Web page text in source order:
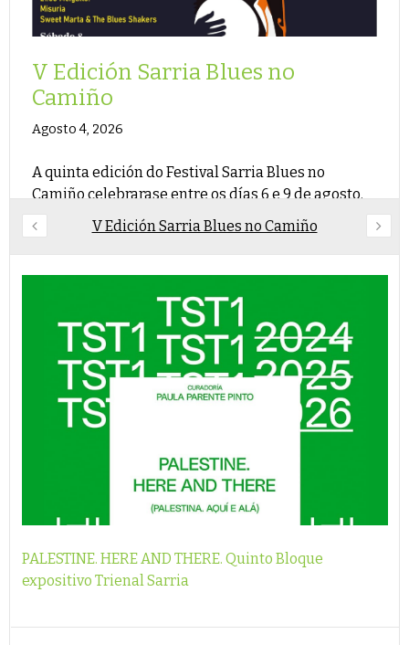
V Edición Sarria Blues no Camiño
V Edición Sarria Blues no
Camiño
Agosto 4, 2026
A quinta edición do Festival Sarria Blues no
Camiño celebrarase entre os días 6 e 9 de agosto.
PALESTINE. HERE AND THERE. Quinto Bloque
expositivo Trienal Sarria